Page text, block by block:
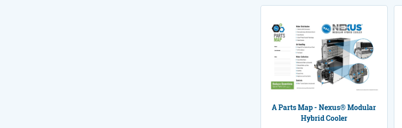
A Parts Map - Nexus® Modular
Hybrid Cooler